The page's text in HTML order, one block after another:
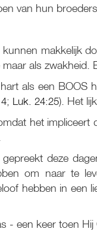
van hun
makkelijk
als
als een BOOS
; Luk. 24:25). Het
het
deze
om naar te
hebben in een
- een keer toen